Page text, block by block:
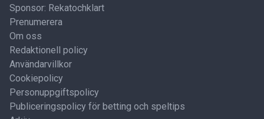
Sponsor: Rekatochklart
Prenumerera
Om oss
Redaktionell policy
Användarvillkor
Cookiepolicy
Personuppgiftspolicy
Publiceringspolicy för betting och speltips